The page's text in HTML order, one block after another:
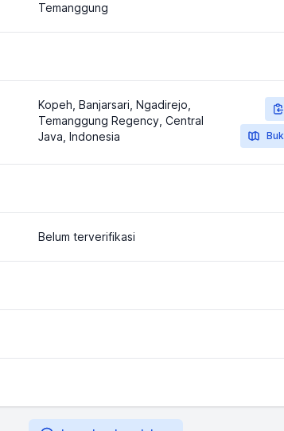
Temanggung
Kopeh, Banjarsari, Ngadirejo,
Temanggung Regency, Central
Java, Indonesia
Belum terverifikasi